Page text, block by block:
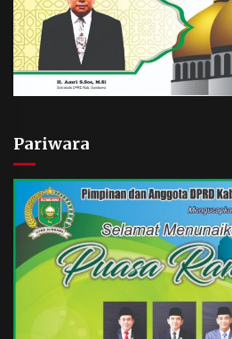
Pariwara